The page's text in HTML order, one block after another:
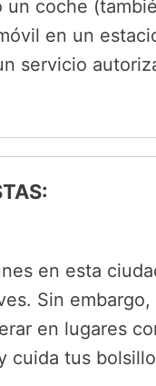
coche
en un
servicio
en esta
Sin
en lugares
cuida tus